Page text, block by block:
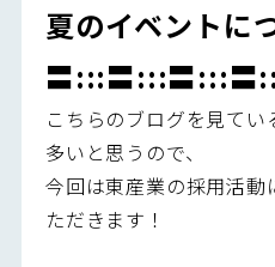
夏のイベントに
〓:::〓:::〓:::〓
こちらのブログを見て
多いと思うので、
今回は東産業の採用活
ただきます！